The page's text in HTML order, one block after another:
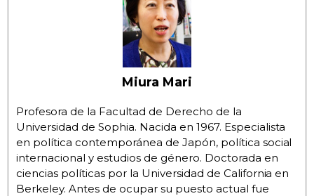
Fragmentos de Japón
Blog
Tokio
Avisos
Miura Mari
Profesora de la Facultad de Derecho de la
Universidad de Sophia. Nacida en 1967. Especialista
en política contemporánea de Japón, política social
internacional y estudios de género. Doctorada en
ciencias políticas por la Universidad de California en
Berkeley. Antes de ocupar su puesto actual fue